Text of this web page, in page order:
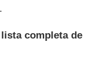
completa de